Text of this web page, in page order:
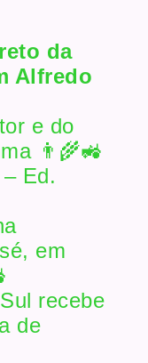
da
Alfredo
e do
👨‍🌾🚜
Ed.
em
recebe
de